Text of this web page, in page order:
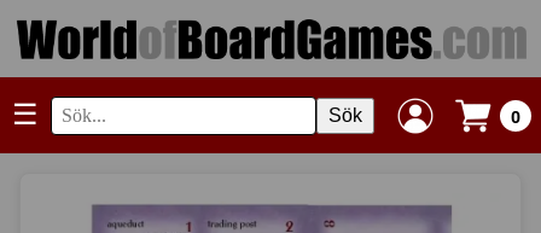
☰ Sök 0